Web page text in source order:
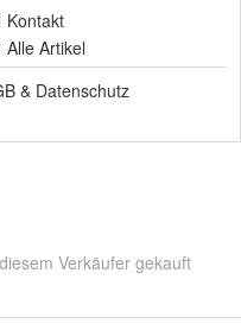
Kontakt
Alle Artikel
& Datenschutz
Verkäufer gekauft